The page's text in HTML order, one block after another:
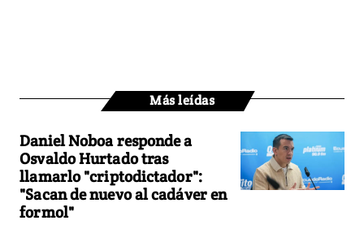
Más leídas
Daniel Noboa responde a
Osvaldo Hurtado tras
llamarlo "criptodictador":
"Sacan de nuevo al cadáver en
formol"